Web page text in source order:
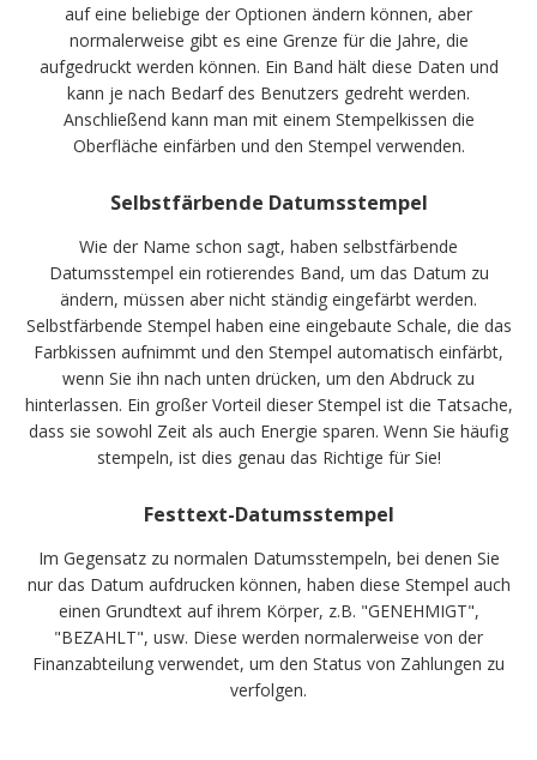
auf eine beliebige der Optionen ändern können, aber
normalerweise gibt es eine Grenze für die Jahre, die
aufgedruckt werden können. Ein Band hält diese Daten und
kann je nach Bedarf des Benutzers gedreht werden.
Anschließend kann man mit einem Stempelkissen die
Oberfläche einfärben und den Stempel verwenden.
Selbstfärbende Datumsstempel
Wie der Name schon sagt, haben selbstfärbende
Datumsstempel ein rotierendes Band, um das Datum zu
ändern, müssen aber nicht ständig eingefärbt werden.
Selbstfärbende Stempel haben eine eingebaute Schale, die das
Farbkissen aufnimmt und den Stempel automatisch einfärbt,
wenn Sie ihn nach unten drücken, um den Abdruck zu
hinterlassen. Ein großer Vorteil dieser Stempel ist die Tatsache,
dass sie sowohl Zeit als auch Energie sparen. Wenn Sie häufig
stempeln, ist dies genau das Richtige für Sie!
Festtext-Datumsstempel
Im Gegensatz zu normalen Datumsstempeln, bei denen Sie
nur das Datum aufdrucken können, haben diese Stempel auch
einen Grundtext auf ihrem Körper, z.B. "GENEHMIGT",
"BEZAHLT", usw. Diese werden normalerweise von der
Finanzabteilung verwendet, um den Status von Zahlungen zu
verfolgen.